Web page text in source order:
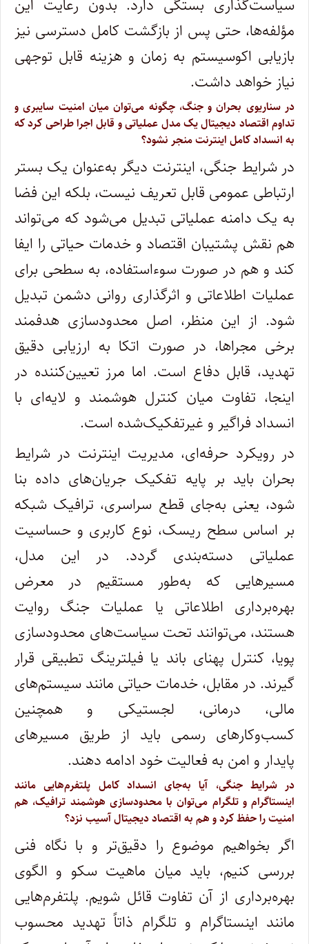
سیاست‌گذاری بستگی دارد. بدون رعایت این
مؤلفه‌ها، حتی پس از بازگشت کامل دسترسی نیز
بازیابی اکوسیستم به زمان و هزینه قابل توجهی
نیاز خواهد داشت.
در سناریوی بحران و جنگ، چگونه می‌توان میان امنیت سایبری و
تداوم اقتصاد دیجیتال یک مدل عملیاتی و قابل اجرا طراحی کرد که
به انسداد کامل اینترنت منجر نشود؟
در شرایط جنگی، اینترنت دیگر به‌عنوان یک بستر
ارتباطی عمومی قابل تعریف نیست، بلکه این فضا
به یک دامنه عملیاتی تبدیل می‌شود که می‌تواند
هم نقش پشتیبان اقتصاد و خدمات حیاتی را ایفا
کند و هم در صورت سوءاستفاده، به سطحی برای
عملیات اطلاعاتی و اثرگذاری روانی دشمن تبدیل
شود. از این منظر، اصل محدودسازی هدفمند
برخی مجراها، در صورت اتکا به ارزیابی دقیق
تهدید، قابل دفاع است. اما مرز تعیین‌کننده در
اینجا، تفاوت میان کنترل هوشمند و لایه‌ای با
انسداد فراگیر و غیرتفکیک‌شده است.
در رویکرد حرفه‌ای، مدیریت اینترنت در شرایط
بحران باید بر پایه تفکیک جریان‌های داده بنا
شود، یعنی به‌جای قطع سراسری، ترافیک شبکه
بر اساس سطح ریسک، نوع کاربری و حساسیت
عملیاتی دسته‌بندی گردد. در این مدل،
مسیرهایی که به‌طور مستقیم در معرض
بهره‌برداری اطلاعاتی یا عملیات جنگ روایت
هستند، می‌توانند تحت سیاست‌های محدودسازی
پویا، کنترل پهنای باند یا فیلترینگ تطبیقی قرار
گیرند. در مقابل، خدمات حیاتی مانند سیستم‌های
مالی، درمانی، لجستیکی و همچنین
کسب‌وکارهای رسمی باید از طریق مسیرهای
پایدار و امن به فعالیت خود ادامه دهند.
در شرایط جنگی، آیا به‌جای انسداد کامل پلتفرم‌هایی مانند
اینستاگرام و تلگرام می‌توان با محدودسازی هوشمند ترافیک، هم
امنیت را حفظ کرد و هم به اقتصاد دیجیتال آسیب نزد؟
اگر بخواهیم موضوع را دقیق‌تر و با نگاه فنی
بررسی کنیم، باید میان ماهیت سکو و الگوی
بهره‌برداری از آن تفاوت قائل شویم. پلتفرم‌هایی
مانند اینستاگرام و تلگرام ذاتاً تهدید محسوب